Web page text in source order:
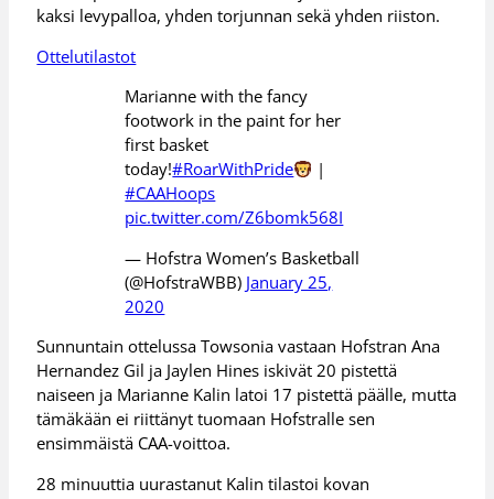
kaksi levypalloa, yhden torjunnan sekä yhden riiston.
Ottelutilastot
Marianne with the fancy
footwork in the paint for her
first basket
today!#RoarWithPride
|
#CAAHoops
pic.twitter.com/Z6bomk568I
— Hofstra Women’s Basketball
(@HofstraWBB) January 25,
2020
Sunnuntain ottelussa Towsonia vastaan Hofstran Ana
Hernandez Gil ja Jaylen Hines iskivät 20 pistettä
naiseen ja Marianne Kalin latoi 17 pistettä päälle, mutta
tämäkään ei riittänyt tuomaan Hofstralle sen
ensimmäistä CAA-voittoa.
28 minuuttia uurastanut Kalin tilastoi kovan